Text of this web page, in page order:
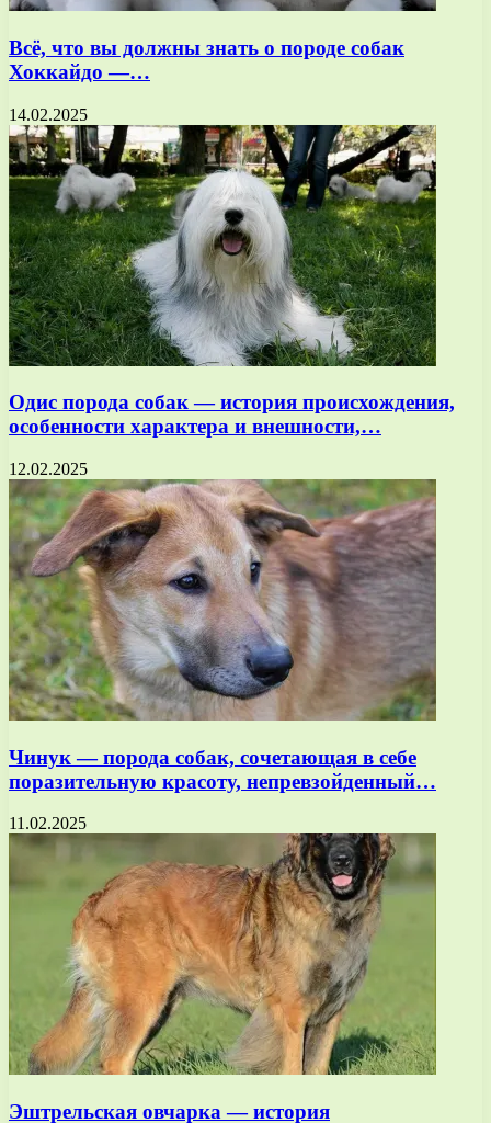
Всё, что вы должны знать о породе собак
Хоккайдо —…
14.02.2025
Одис порода собак — история происхождения,
особенности характера и внешности,…
12.02.2025
Чинук — порода собак, сочетающая в себе
поразительную красоту, непревзойденный…
11.02.2025
Эштрельская овчарка — история